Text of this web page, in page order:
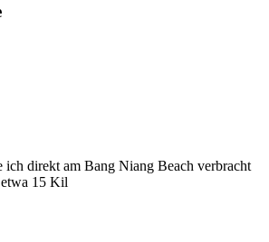
ich direkt am Bang Niang Beach verbracht
15 Kil